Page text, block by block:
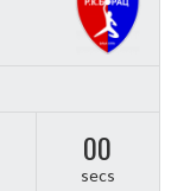
00
secs